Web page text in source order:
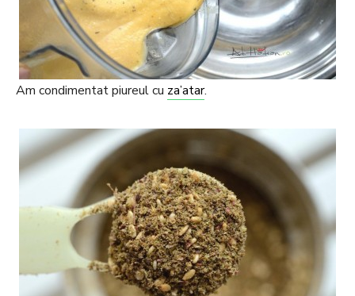
Am condimentat piureul cu za’atar.